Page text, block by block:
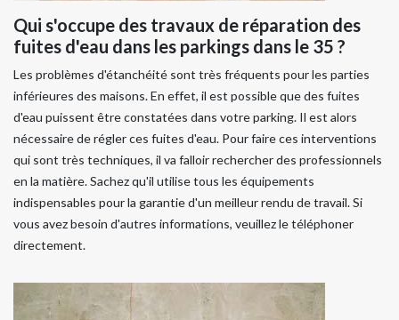
Qui s'occupe des travaux de réparation des
fuites d'eau dans les parkings dans le 35 ?
Les problèmes d'étanchéité sont très fréquents pour les parties
inférieures des maisons. En effet, il est possible que des fuites
d'eau puissent être constatées dans votre parking. Il est alors
nécessaire de régler ces fuites d'eau. Pour faire ces interventions
qui sont très techniques, il va falloir rechercher des professionnels
en la matière. Sachez qu'il utilise tous les équipements
indispensables pour la garantie d'un meilleur rendu de travail. Si
vous avez besoin d'autres informations, veuillez le téléphoner
directement.